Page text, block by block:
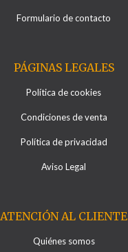
Formulario de contacto
PÁGINAS LEGALES
Política de cookies
Condiciones de venta
Política de privacidad
Aviso Legal
ATENCIÓN AL CLIENTE
Quiénes somos